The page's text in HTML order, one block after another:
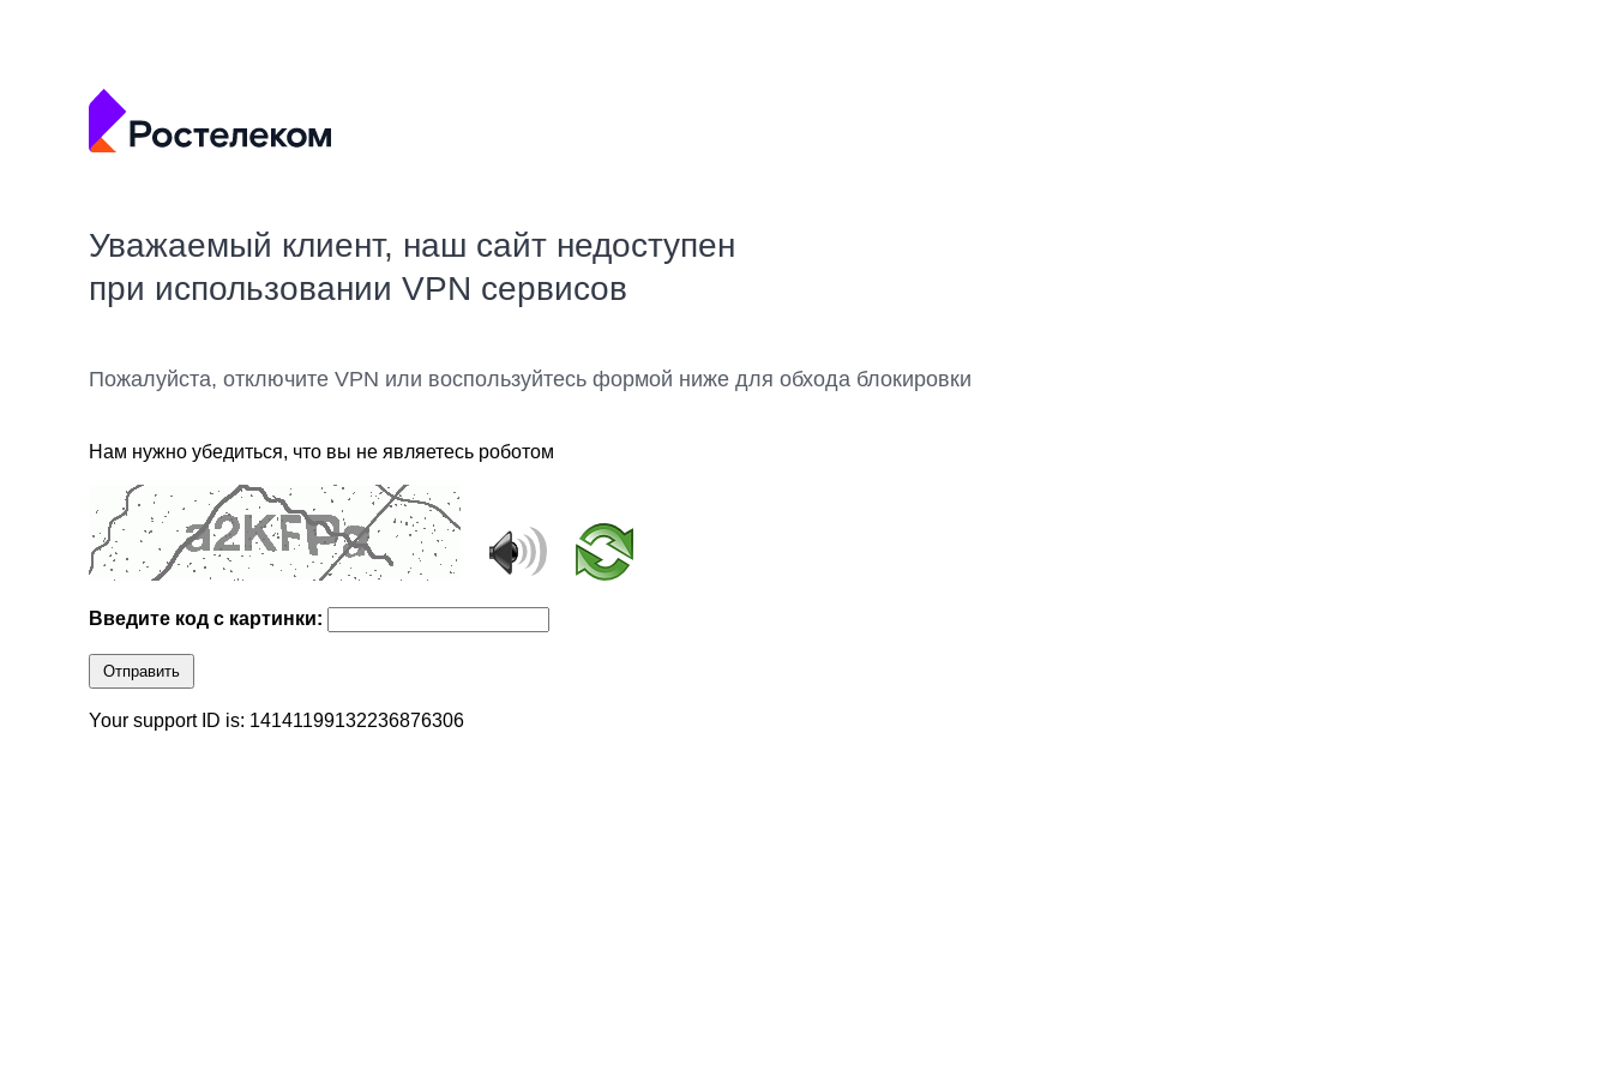
Уважаемый клиент, наш сайт недоступен
при использовании VPN сервисов
Пожалуйста, отключите VPN или воспользуйтесь формой ниже для обхода блокировки
Нам нужно убедиться, что вы не являетесь роботом
Введите код с картинки:
Отправить
Your support ID is: 14141199132236876306